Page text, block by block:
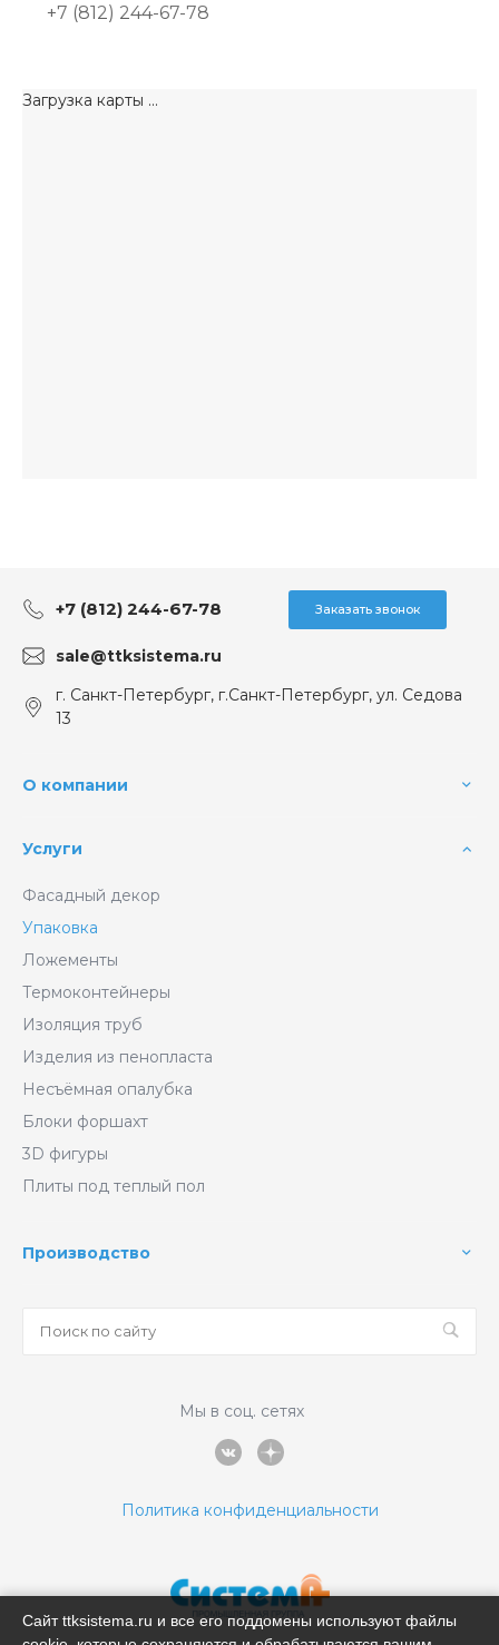
+7 (812) 244-67-78
Загрузка карты ...
+7 (812) 244-67-78 Заказать звонок
sale@ttksistema.ru
г. Санкт-Петербург, г.Санкт-Петербург, ул. Седова
13
О компании
Услуги
Фасадный декор
Упаковка
Ложементы
Термоконтейнеры
Изоляция труб
Изделия из пенопласта
Несъёмная опалубка
Блоки форшахт
3D фигуры
Плиты под теплый пол
Производство
Мы в соц. сетях
Политика конфиденциальности
Сайт ttksistema.ru и все его поддомены используют файлы